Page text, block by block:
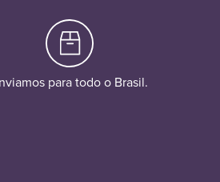
para todo o Brasil.